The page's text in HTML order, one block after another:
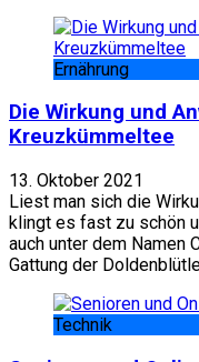
Ernährung
Die Wirkung und
Kreuzkümmeltee
13. Oktober 2021
Liest man sich die
klingt es fast zu schön
auch unter dem Namen
Gattung der
Technik